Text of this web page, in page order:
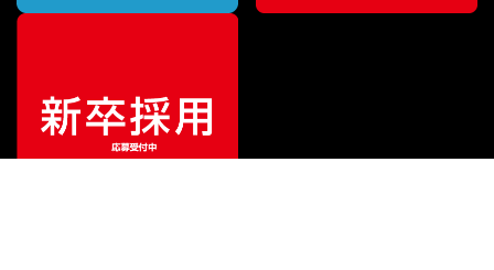
販売価格 ¥18,139（税込）
¥16,990（税込）